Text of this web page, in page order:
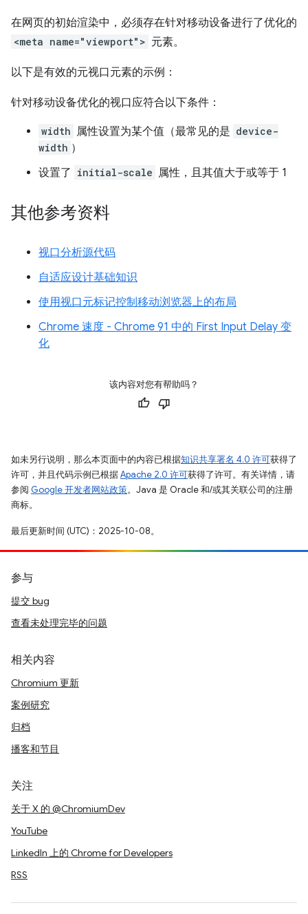
在网页的初始渲染中，必须存在针对移动设备进行了优化的
<meta name="viewport"> 元素。
以下是有效的元视口元素的示例：
针对移动设备优化的视口应符合以下条件：
width 属性设置为某个值（最常见的是 device-
width ）
设置了 initial-scale 属性，且其值大于或等于 1
其他参考资料
视口分析源代码
自适应设计基础知识
使用视口元标记控制移动浏览器上的布局
Chrome 速度 - Chrome 91 中的 First Input Delay 变
化
该内容对您有帮助吗？
如未另行说明，那么本页面中的内容已根据知识共享署名 4.0 许可获得了
许可，并且代码示例已根据Apache 2.0 许可获得了许可。有关详情，请
参阅 Google 开发者网站政策。Java 是 Oracle 和/或其关联公司的注册
商标。
最后更新时间 (UTC)：2025-10-08。
参与
提交 bug
查看未处理完毕的问题
相关内容
Chromium 更新
案例研究
归档
播客和节目
关注
关于 X 的 @ChromiumDev
YouTube
LinkedIn 上的 Chrome for Developers
RSS